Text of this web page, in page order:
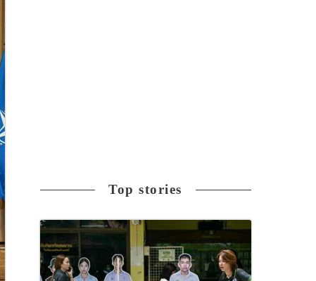
Top stories